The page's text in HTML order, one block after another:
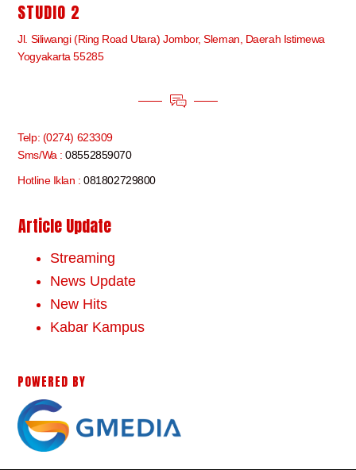
STUDIO 2
Jl. Siliwangi (Ring Road Utara) Jombor, Sleman, Daerah Istimewa
Yogyakarta 55285
Telp: (0274) 623309
Sms/Wa :08552859070
Hotline Iklan :081802729800
Article Update
Streaming
News Update
New Hits
Kabar Kampus
POWERED BY